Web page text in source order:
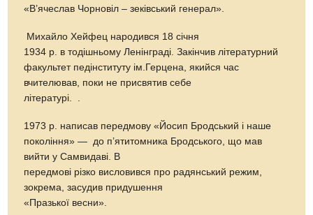
«В’ячеслав Чорновіл – зеківський генерал».
Михайло Хейфец народився 18 січня
1934 р. в тодішньому Ленінграді. Закінчив літературний
факультет педінституту ім.Герцена, якийся час
вчителював, поки не присвятив себе
літературі. .
1973 р. написав передмову «Йосип Бродський і наше
покоління» — до п’ятитомника Бродського, що мав
вийти у Самвидаві. В
передмові різко висловився про радянський режим,
зокрема, засудив придушення
«Празької весни».